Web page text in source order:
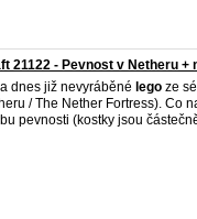
21122 - Pevnost v Netheru +
dnes již nevyráběné lego ze
/ The Nether Fortress). Co
pevnosti (kostky jsou